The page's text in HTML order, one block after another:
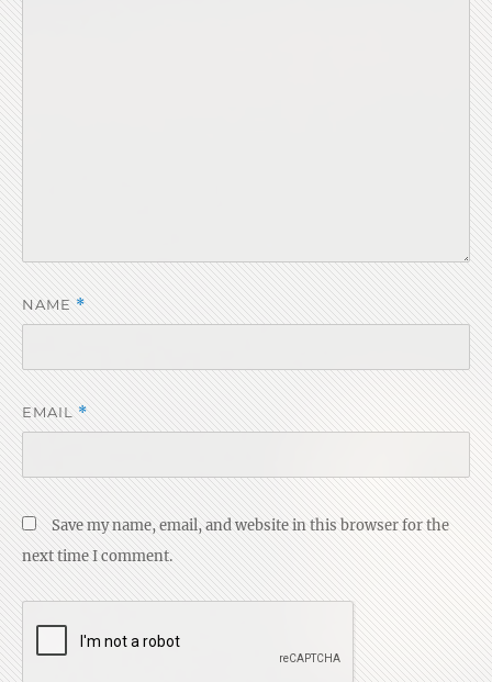
NAME *
EMAIL *
Save my name, email, and website in this browser for the
next time I comment.